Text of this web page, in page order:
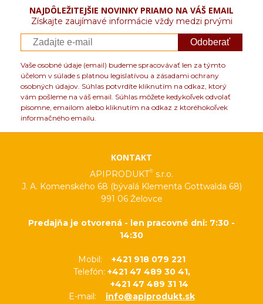
NAJDÔLEŽITEJŠIE NOVINKY PRIAMO NA VÁŠ EMAIL
Získajte zaujímavé informácie vždy medzi prvými
Odoberať
Vaše osobné údaje (email) budeme spracovávať len za týmto
účelom v súlade s platnou legislatívou a zásadami ochrany
osobných údajov. Súhlas potvrdíte kliknutím na odkaz, ktorý
vám pošleme na váš email. Súhlas môžete kedykoľvek odvolať
písomne, emailom alebo kliknutím na odkaz z ktoréhokoľvek
informačného emailu.
KONTAKT
APIPRODUKT® s.r.o.
J. A. Komenského 68 (bývalá Klementa Gottwalda 68)
991 06 Želovce
Predajňa je otvorená - len pracovné dni: 7:30 -
14:30
Mobil: +421 918 079 221
Telefón: +421 47 489 30 41,
+421 47 489 31 14
E-mail: info@apiprodukt.sk